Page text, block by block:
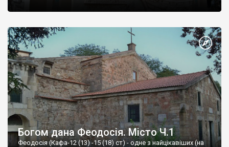
Богом дана Феодосія. Місто Ч.1
Феодосія (Кафа-12 (13) -15 (18) ст) - одне з найцікавіших (на